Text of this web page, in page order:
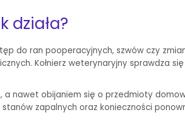
działa?
do ran pooperacyjnych, szwów czy
Kołnierz weterynaryjny sprawdza
a nawet obijaniem się o przedmioty
zapalnych oraz konieczności